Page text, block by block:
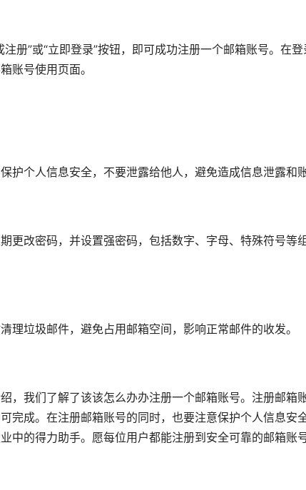
册”或“立即登录”按钮，即可成功注册一个邮箱账号。在
账号使用页面。
护个人信息安全，不要泄露给他人，避免造成信息泄露和
更改密码，并设置强密码，包括数字、字母、特殊符号等
理垃圾邮件，避免占用邮箱空间，影响正常邮件的收发。
，我们了解了该该怎么办办注册一个邮箱账号。注册邮箱
完成。在注册邮箱账号的同时，也要注意保护个人信息安
中的得力助手。愿每位用户都能注册到安全可靠的邮箱账